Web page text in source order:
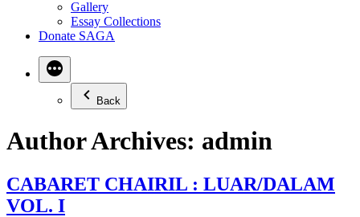
Gallery
Essay Collections
Donate SAGA
Back
Author Archives: admin
CABARET CHAIRIL : LUAR/DALAM
VOL. I